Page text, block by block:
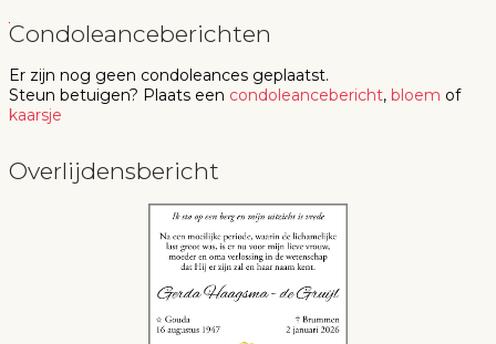
Condoleanceberichten
Er zijn nog geen condoleances geplaatst.
Steun betuigen? Plaats een condoleancebericht, bloem of
kaarsje
Overlijdensbericht